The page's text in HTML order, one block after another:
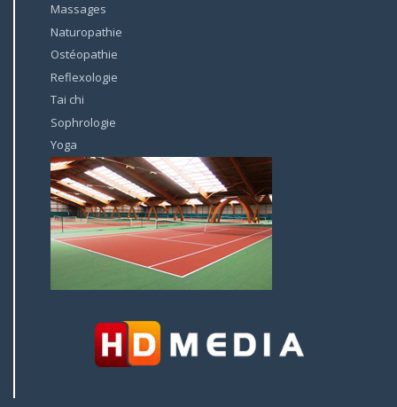
Massages
Naturopathie
Ostéopathie
Reflexologie
Tai chi
Sophrologie
Yoga